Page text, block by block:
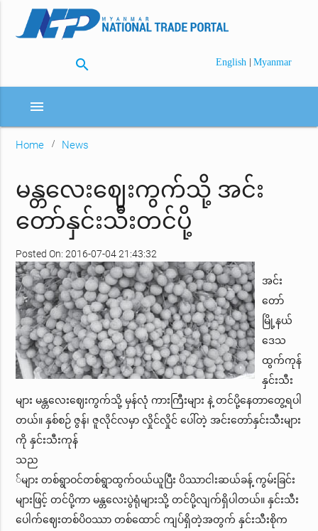
search English | Myanmar
menu
Home News
မန္တလေးဈေးကွက်သို့ အင်း
တော်နှင်းသီးတင်ပို့
Posted On: 2016-07-04 21:43:32
အင်း
တော်
မြို့နယ်
ဒေသ
ထွက်ကုန်
နှင်းသီး
များ မန္တလေးဈေးကွက်သို့ မှန်လုံ ကားကြီးများ နဲ့ တင်ပို့နေတာတွေ့ရပါ
တယ်။ နှစ်စဉ် ဇွန်၊ ဇူလိုင်လမှာ လှိုင်လှိုင် ပေါ်တဲ့ အင်းတော်နှင်းသီးများ
ကို နှင်းသီးကုန်
သည
်များ တစ်ရွာဝင်တစ်ရွာထွက်ဝယ်ယူပြီး ပိဿာငါးဆယ်ခန့် ကွမ်းခြင်း
များဖြင့် တင်ပို့ကာ မန္တလေးပွဲရုံများသို့ တင်ပို့လျက်ရှိပါတယ်။ နှင်းသီး
ပေါက်ဈေးတစ်ပိဝဿာ တစ်ထောင် ကျပ်ရှိတဲ့အတွက် နှင်းသီးစိုက